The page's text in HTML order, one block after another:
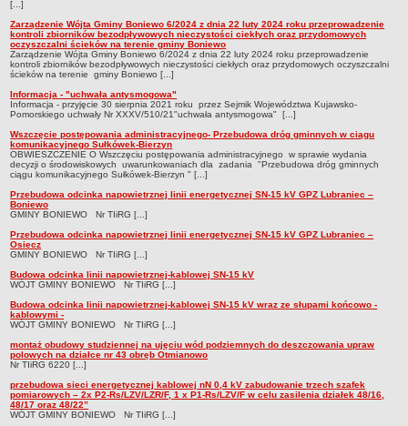
System Informacji Przestrzennej e-mapa
petycje
ponowne wykorzystywanie
pomoc prawna
Punkt potwierdzania profilu zaufanego
Porozumienia
Infromacje w zakresie preferencyjnego paliwa stałego
ocena jakości wody
WŁADZE I STRUKTURA
Urząd gminy
Wójt
Jednostki organizacyjne
jednostki pomocnicze /sołectwa Gminy Boniewo/
Gminne Instytucje Kultury
Nabór pracowników na stanowiska pracy
Deklaracja dostępności strony internetowej Urzędu Gminy Boniewo
RODO
[...]
Zarządzenie Wójta Gminy Boniewo 6/2024 z dnia 22 luty 2024 roku przeprowadzenie
kontroli zbiorników bezodpływowych nieczystości ciekłych oraz przydomowych
oczyszczalni ścieków na terenie gminy Boniewo
Zarządzenie Wójta Gminy Boniewo 6/2024 z dnia 22 luty 2024 roku przeprowadzenie
kontroli zbiorników bezodpływowych nieczystości ciekłych oraz przydomowych oczyszczalni
ścieków na terenie gminy Boniewo [...]
Informacja - "uchwała antysmogowa"
Informacja - przyjęcie 30 sierpnia 2021 roku przez Sejmik Województwa Kujawsko-
Pomorskiego uchwały Nr XXXV/510/21"uchwała antysmogowa" [...]
Wszczęcie postępowania administracyjnego- Przebudowa dróg gminnych w ciągu
komunikacyjnego Sułkówek-Bierzyn
OBWIESZCZENIE O Wszczęciu postępowania administracyjnego w sprawie wydania
decyzji o środowiskowych uwarunkowaniach dla zadania "Przebudowa dróg gminnych
ciągu komunikacyjnego Sułkówek-Bierzyn " [...]
Przebudowa odcinka napowietrznej linii energetycznej SN-15 kV GPZ Lubraniec –
Boniewo
GMINY BONIEWO Nr TIiRG [...]
Przebudowa odcinka napowietrznej linii energetycznej SN-15 kV GPZ Lubraniec –
Osiecz
GMINY BONIEWO Nr TIiRG [...]
Budowa odcinka linii napowietrznej-kablowej SN-15 kV
WÓJT GMINY BONIEWO Nr TIiRG [...]
Budowa odcinka linii napowietrznej-kablowej SN-15 kV wraz ze słupami końcowo -
kablowymi -
WÓJT GMINY BONIEWO Nr TIiRG [...]
montaż obudowy studziennej na ujęciu wód podziemnych do deszczowania upraw
polowych na działce nr 43 obręb Otmianowo
Nr TIiRG 6220 [...]
przebudowa sieci energetycznej kablowej nN 0,4 kV zabudowanie trzech szafek
pomiarowych – 2x P2-Rs/LZV/LZR/F, 1 x P1-Rs/LZV/F w celu zasilenia działek 48/16,
48/17 oraz 48/22”
WÓJT GMINY BONIEWO Nr TIiRG [...]